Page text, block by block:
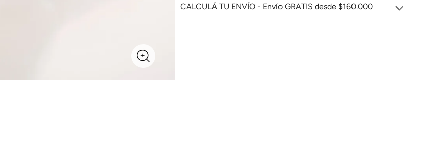
CALCULÁ TU ENVÍO - Envío GRATIS desde $160.000